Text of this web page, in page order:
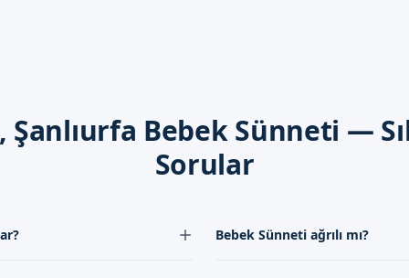
hizmeti almak için, randevu formumuzdan bize
görüşerek bilgi alabilirsiniz. Randevu formumuzdan bize
Şanlıurfa Bebek Sünneti —
Sorular
Bebek Sünneti ağrılı mı?